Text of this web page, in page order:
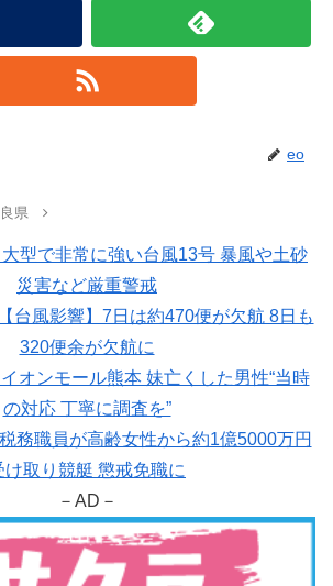
eo
県
型で非常に強い台風13号 暴風や土砂
災害など厳重警戒
台風影響】7日は約470便が欠航 8日も
320便余が欠航に
オンモール熊本 妹亡くした男性“当時
の対応 丁寧に調査を”
務職員が高齢女性から約1億5000万円
け取り競艇 懲戒免職に
－AD－